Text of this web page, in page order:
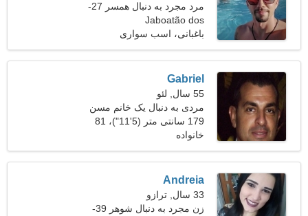
مرد مجرد به دنبال همسر 27-
31
Jaboatão dos
Guararapes، برزیل
باغبانی، اسب سواری
Gabriel
55 سال, لئو
مردی به دنبال یک خانم مسن
48-52
179 سانتی متر (5'11")، 81
کیلوگرم (178 پوند)
خانواده
Andreia
33 سال, ترازو
زن مجرد به دنبال شوهر 39-